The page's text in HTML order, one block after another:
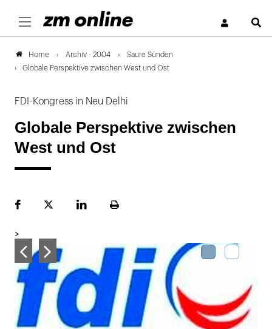
Home Archiv - 2004
Saure Sünden
Globale Perspektive zwischen West und Ost
FDI-Kongress in Neu Delhi
Globale Perspektive zwischen
West und Ost
FacebookPlattformLinekdInSeite
>